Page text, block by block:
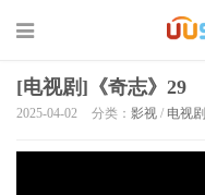
[电视剧]《奇志》29
2025-04-02 分类： 影视 / 电视剧